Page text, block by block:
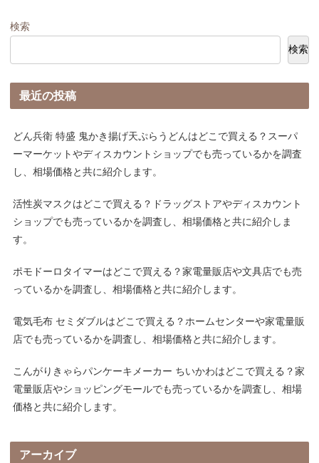
検索
検索
最近の投稿
どん兵衛 特盛 鬼かき揚げ天ぷらうどんはどこで買える？スーパ
ーマーケットやディスカウントショップでも売っているかを調査
し、相場価格と共に紹介します。
活性炭マスクはどこで買える？ドラッグストアやディスカウント
ショップでも売っているかを調査し、相場価格と共に紹介しま
す。
ポモドーロタイマーはどこで買える？家電量販店や文具店でも売
っているかを調査し、相場価格と共に紹介します。
電気毛布 セミダブルはどこで買える？ホームセンターや家電量販
店でも売っているかを調査し、相場価格と共に紹介します。
こんがりきゃらパンケーキメーカー ちいかわはどこで買える？家
電量販店やショッピングモールでも売っているかを調査し、相場
価格と共に紹介します。
アーカイブ